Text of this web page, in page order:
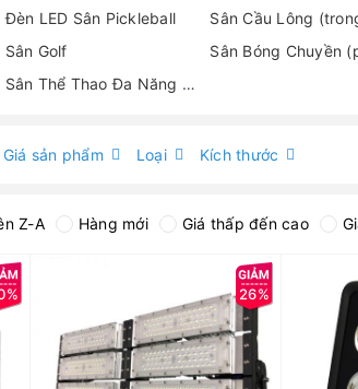
Đèn LED Sân Pickleball Sân Cầu Lông
Sân Golf
Sân Thể Thao Đa Năng (trong nhà)
Giá sản phẩm Loại Kích thước
Z-A Hàng mới Giá thấp đến cao
26%